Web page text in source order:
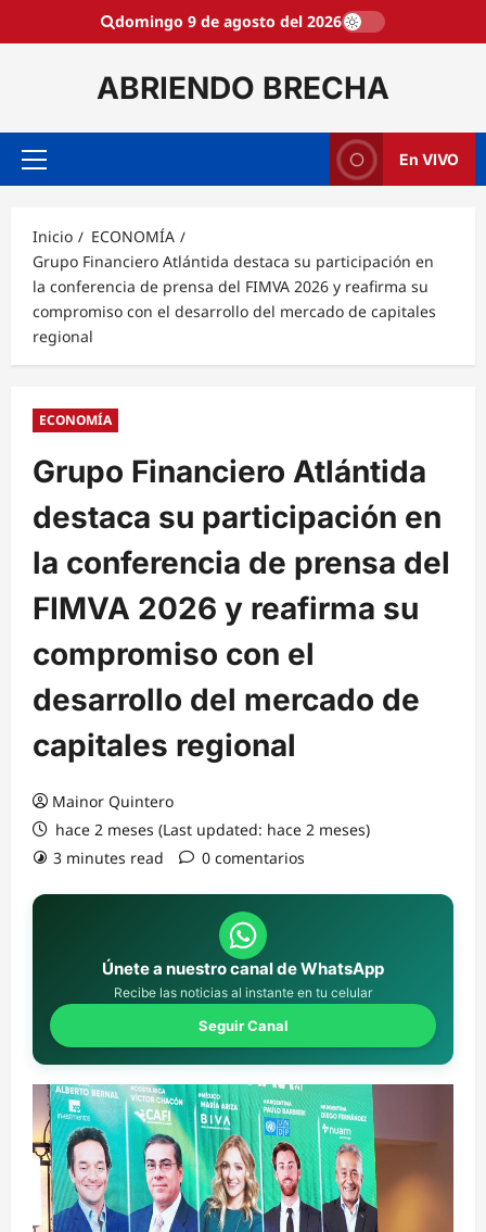
domingo 9 de agosto del 2026
ABRIENDO BRECHA
Menú
En VIVO
Inicio
ECONOMÍA
Grupo Financiero Atlántida destaca su participación en
la conferencia de prensa del FIMVA 2026 y reafirma su
compromiso con el desarrollo del mercado de capitales
regional
ECONOMÍA
Grupo Financiero Atlántida
destaca su participación en
la conferencia de prensa del
FIMVA 2026 y reafirma su
compromiso con el
desarrollo del mercado de
capitales regional
Mainor Quintero
hace 2 meses (Last updated: hace 2 meses)
3 minutes read
0 comentarios
Únete a nuestro canal de WhatsApp
Recibe las noticias al instante en tu celular
Seguir Canal